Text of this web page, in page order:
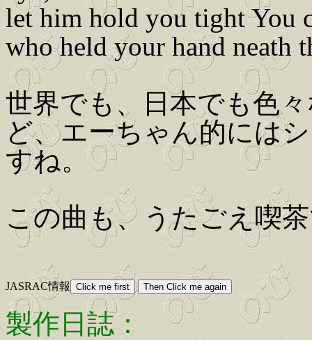
let him hold you tight You
who held your hand neath
世界でも、日本でも色
ど、エーちゃん的には
すね。
この曲も、うたごえ喫
JASRAC情報
製作日誌：